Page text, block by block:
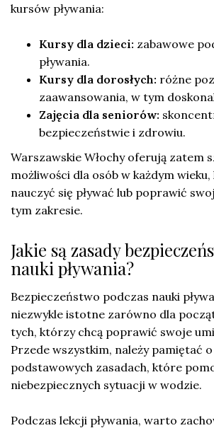
kursów pływania:
Kursy dla dzieci: zabawowe
pływania.
Kursy dla dorosłych: różne
zaawansowania, w tym
Zajęcia dla seniorów:
bezpieczeństwie i zdrowiu.
Warszawskie Włochy oferują zatem
możliwości dla osób w każdym
nauczyć się pływać lub poprawić
tym zakresie.
Jakie są zasady
nauki pływania?
Bezpieczeństwo podczas nauki
niezwykle istotne zarówno dla
tych, którzy chcą poprawić swoje
Przede wszystkim, należy pamiętać o
podstawowych zasadach, które
niebezpiecznych sytuacji w wodzie.
Podczas lekcji pływania, warto